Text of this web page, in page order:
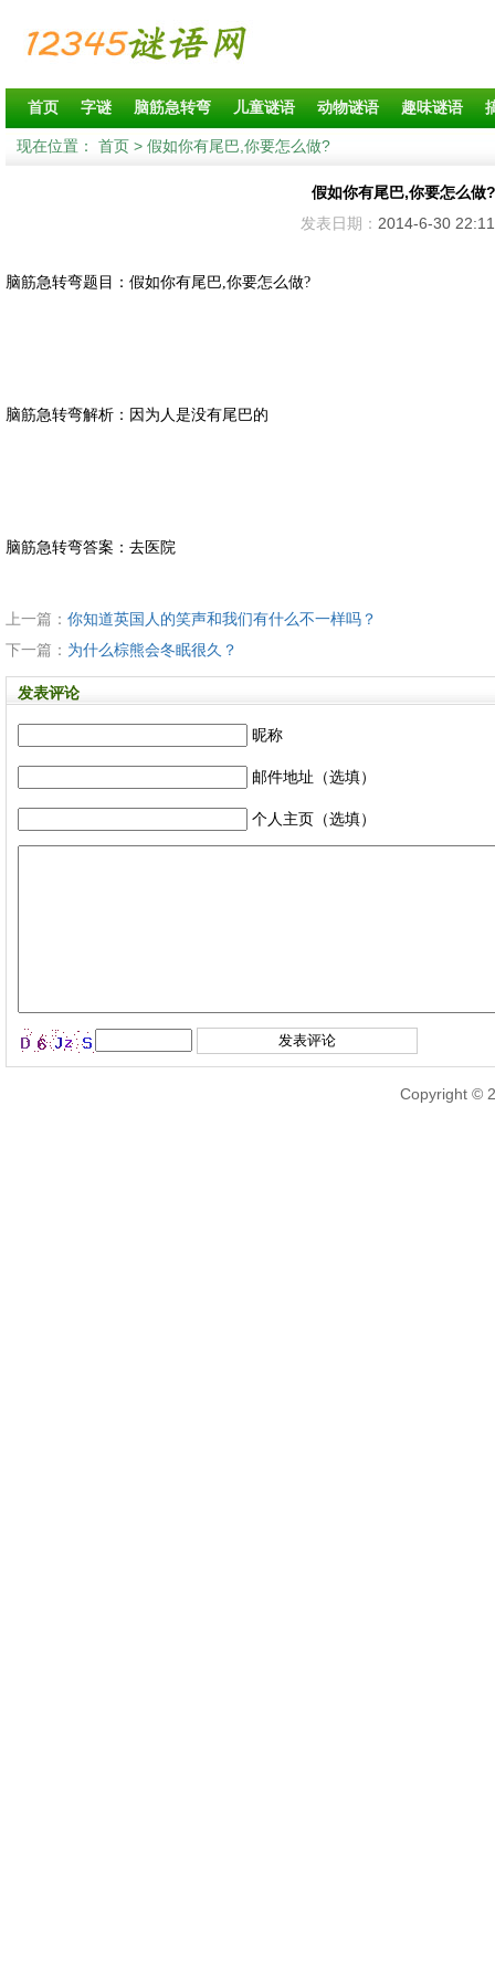
首页 字谜 脑筋急转弯 儿童谜语 动物谜语 趣味谜语
现在位置： 首页 > 假如你有尾巴,你要怎么做?
假如你有尾巴,你要怎么做?
发表日期： 2014-6-30 22:11
脑筋急转弯题目：假如你有尾巴,你要怎么做?
脑筋急转弯解析：因为人是没有尾巴的
脑筋急转弯答案：去医院
上一篇： 你知道英国人的笑声和我们有什么不一样吗？
下一篇： 为什么棕熊会冬眠很久？
发表评论
昵称
邮件地址（选填）
个人主页（选填）
Copyright ©